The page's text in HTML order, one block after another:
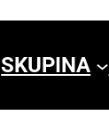
SKUPINA